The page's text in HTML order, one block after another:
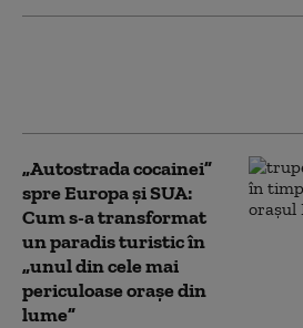
„Autostrada cocainei”
spre Europa și SUA:
Cum s-a transformat
un paradis turistic în
„unul din cele mai
periculoase orașe din
lume”